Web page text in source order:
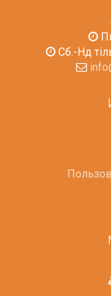
Сб.-Нд